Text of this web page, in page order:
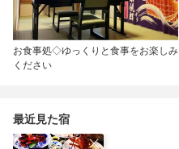
お食事処◇ゆっくりと食事をお楽しみ
ください
最近見た宿